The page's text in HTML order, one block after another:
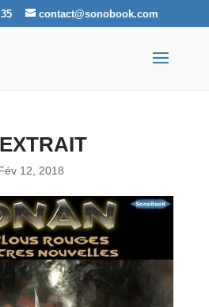
contact@sonobook.com
12, 2018